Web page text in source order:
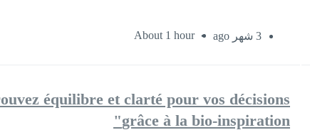
3 شهر ago About 1 hour
équilibre et clarté pour vos décisions
grâce à la bio‑inspiration"